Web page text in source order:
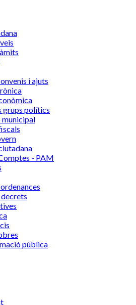
i ajuts
grups polítics
- PAM
pública